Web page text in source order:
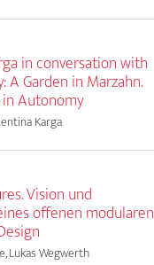
in conversation with
A Garden in Marzahn.
Autonomy
Karga
Vision und
offenen modularen
Lukas Wegwerth